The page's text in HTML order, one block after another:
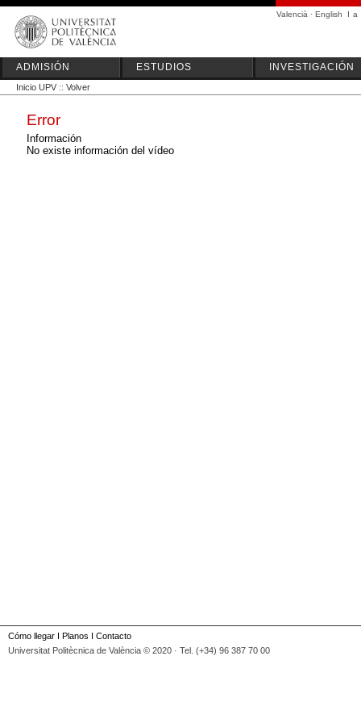
Valencià · English I a
ADMISIÓN ESTUDIOS INVESTIGACIÓN
Inicio UPV :: Volver
Error
Información
No existe información del vídeo
Cómo llegar I Planos I Contacto
Universitat Politècnica de València © 2020 · Tel. (+34) 96 387 70 00